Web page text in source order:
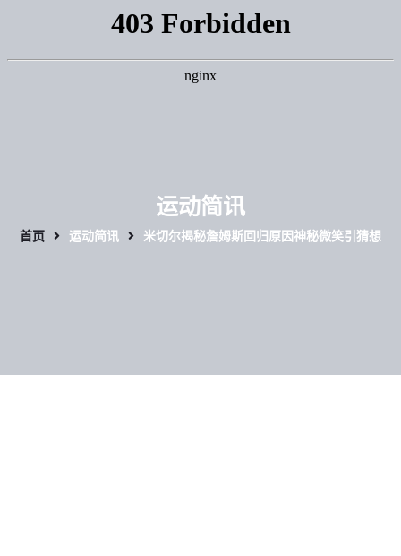
运动简讯
首页 运动简讯 米切尔揭秘詹姆斯回归原因神秘微笑引猜想